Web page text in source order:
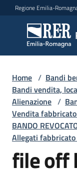
Vai al contenuto
Vai alla navigazione
Vai al footer
Regione Emilia-
Argomenti
Novità
Leggi
Atti
Home / Bandi
Bandi vendita,
Alienazione /
Vendita
BANDO
Allegati
file off